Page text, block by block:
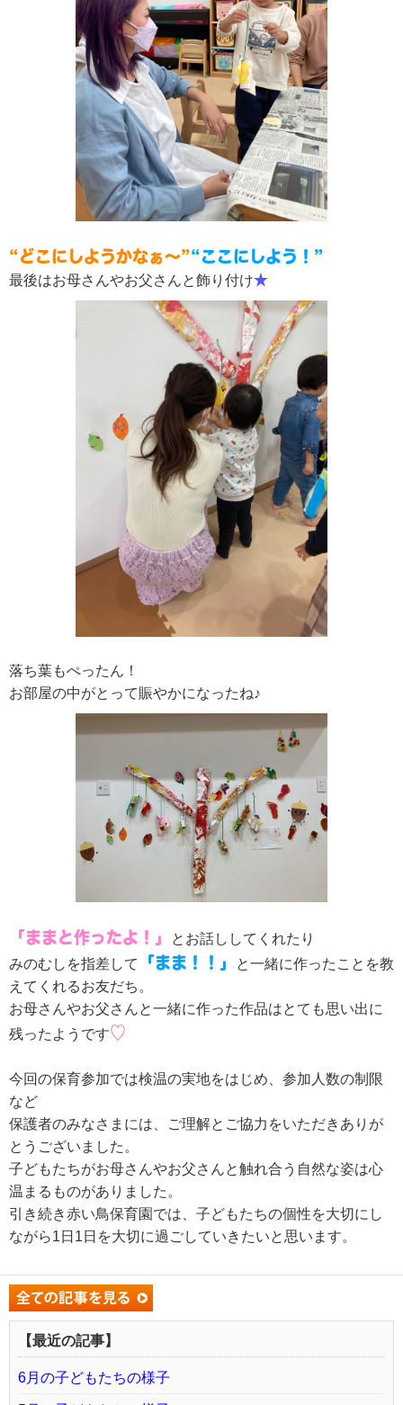
“どこにしようかなぁ～”“ここにしよう！”
最後はお母さんやお父さんと飾り付け★
落ち葉もぺったん！
お部屋の中がとって賑やかになったね♪
「ままと作ったよ！」
とお話ししてくれたり
みのむしを指差して
「まま！！」
と一緒に作ったことを教
えてくれるお友だち。
お母さんやお父さんと一緒に作った作品はとても思い出に
残ったようです♡
今回の保育参加では検温の実地をはじめ、参加人数の制限
など
保護者のみなさまには、ご理解とご協力をいただきありが
とうございました。
子どもたちがお母さんやお父さんと触れ合う自然な姿は心
温まるものがありました。
引き続き赤い鳥保育園では、子どもたちの個性を大切にし
ながら1日1日を大切に過ごしていきたいと思います。
【最近の記事】
6月の子どもたちの様子